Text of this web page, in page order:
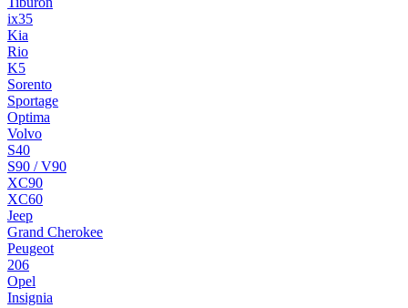
ix35
Kia
Rio
K5
Sorento
Sportage
Optima
Volvo
S40
S90 / V90
XC90
XC60
Jeep
Grand Cherokee
Peugeot
206
Opel
Insignia